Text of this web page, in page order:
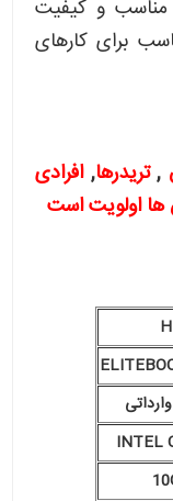
مناسب و کیفیت
برای کارهای
,تریدرها,افرادی
اولویت است
INTEL